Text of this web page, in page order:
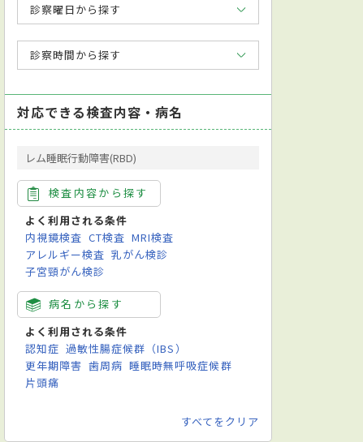
診察曜日から探す
診察時間から探す
対応できる検査内容・病名
レム睡眠行動障害(RBD)
検査内容から探す
よく利用される条件
内視鏡検査 CT検査 MRI検査
アレルギー検査 乳がん検診
子宮頸がん検診
病名から探す
よく利用される条件
認知症 過敏性腸症候群（IBS）
更年期障害 歯周病 睡眠時無呼吸症候群
片頭痛
すべてをクリア